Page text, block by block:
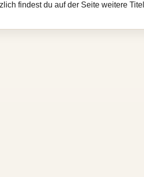
findest du auf der Seite weitere